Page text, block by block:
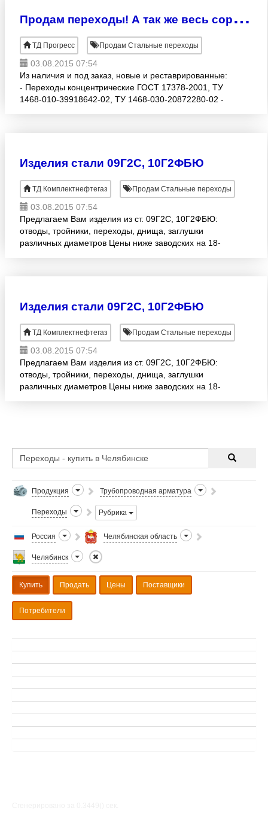
П
родам переходы! А так же весь сортамент трубопроводной и запорной арматуры! Новогодние скидки!
ТД Прогресс Продам Стальные переходы
03.08.2015 07:54
Из наличия и под заказ, новые и реставрированные:
- Переходы концентрические ГОСТ 17378-2001, ТУ
1468-010-39918642-02, ТУ 1468-030-20872280-02 -
Изделия стали 09Г2С, 10Г2ФБЮ
ТД Комплектнефтегаз Продам Стальные переходы
03.08.2015 07:54
Предлагаем Вам изделия из ст. 09Г2С, 10Г2ФБЮ:
отводы, тройники, переходы, днища, заглушки
различных диаметров Цены ниже заводских на 18-
Изделия стали 09Г2С, 10Г2ФБЮ
ТД Комплектнефтегаз Продам Стальные переходы
03.08.2015 07:54
Предлагаем Вам изделия из ст. 09Г2С, 10Г2ФБЮ:
отводы, тройники, переходы, днища, заглушки
различных диаметров Цены ниже заводских на 18-
Продукция Трубопроводная арматура
Переходы Рубрика
Россия Челябинская область
Челябинск
Купить Продать Цены Поставщики
Потребители